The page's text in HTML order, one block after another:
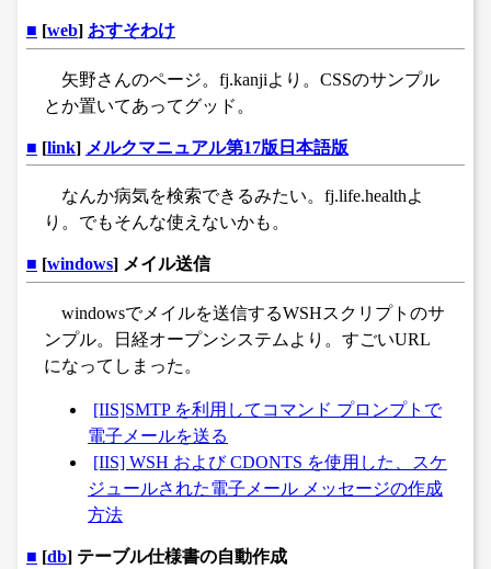
■ [web] おすそわけ
矢野さんのページ。fj.kanjiより。CSSのサンプル
とか置いてあってグッド。
■ [link] メルクマニュアル第17版日本語版
なんか病気を検索できるみたい。fj.life.healthよ
り。でもそんな使えないかも。
■ [windows] メイル送信
windowsでメイルを送信するWSHスクリプトのサ
ンプル。日経オープンシステムより。すごいURL
になってしまった。
[IIS]SMTP を利用してコマンド プロンプトで
電子メールを送る
[IIS] WSH および CDONTS を使用した、スケ
ジュールされた電子メール メッセージの作成
方法
■ [db] テーブル仕様書の自動作成